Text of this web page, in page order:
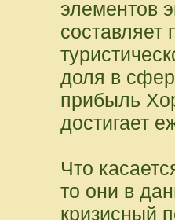
элементов
составляет
доля в
прибыль
достигает
Что
то они в
кризисный